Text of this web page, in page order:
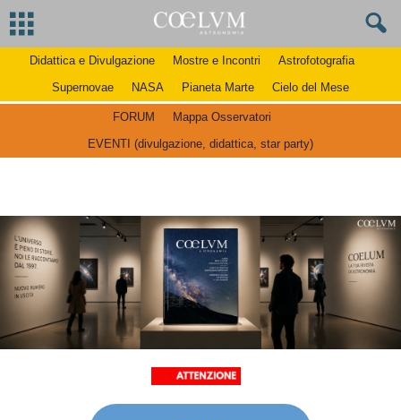
Didattica e Divulgazione Mostre e Incontri
Astrofotografia
Supernovae
NASA Pianeta Marte Cielo del Mese
FORUM
Mappa Osservatori
EVENTI (divulgazione, didattica, star party)